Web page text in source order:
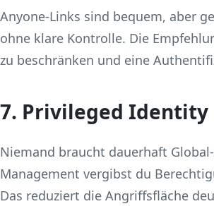
Anyone‑Links sind bequem, aber
ohne klare Kontrolle. Die
zu beschränken und eine
7. Privileged
Niemand braucht dauerhaft
Management vergibst du
Das reduziert die Angriffsfläche